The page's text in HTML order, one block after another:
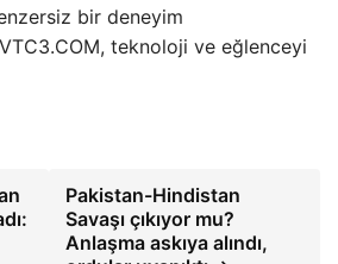
bir deneyim
teknoloji ve eğlenceyi
Pakistan-Hindistan
Savaşı çıkıyor mu?
Anlaşma askıya alındı,